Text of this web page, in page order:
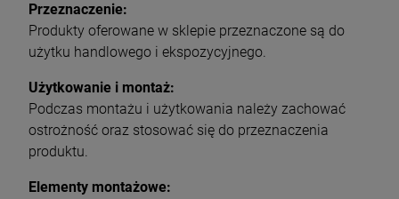
Przeznaczenie:
Produkty oferowane w sklepie przeznaczone są do
użytku handlowego i ekspozycyjnego.
Użytkowanie i montaż:
Podczas montażu i użytkowania należy zachować
ostrożność oraz stosować się do przeznaczenia
produktu.
Elementy montażowe: